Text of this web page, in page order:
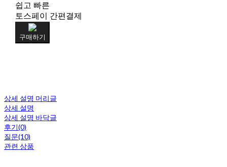
쉽고 빠른
토스페이 간편결제
구매하기
상세 설명 머리글
상세 설명
상세 설명 바닥글
후기(0)
질문(10)
관련 상품